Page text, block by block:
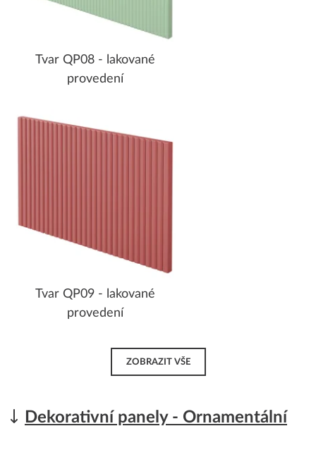
Tvar QP08 - lakované
provedení
Tvar QP09 - lakované
provedení
ZOBRAZIT VŠE
Dekorativní panely - Ornamentální